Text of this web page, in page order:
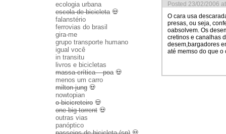
Posted 23/02/2006
O cara usa
presas, ou seja,
oabsolvem. Os
cretinos e canalhas
desem,bargadores
até memso do que o
ecologia urbana
escola de bicicleta💀
falanstério
ferrovias do brasil
gira-me
grupo transporte humano
igual você
in transitu
livros e bicicletas
massa crítica – poa💀
menos um carro
milton jung 💀
nowtopian
o bicicreteiro 💀
one big torrent 💀
outras vias
panóptico